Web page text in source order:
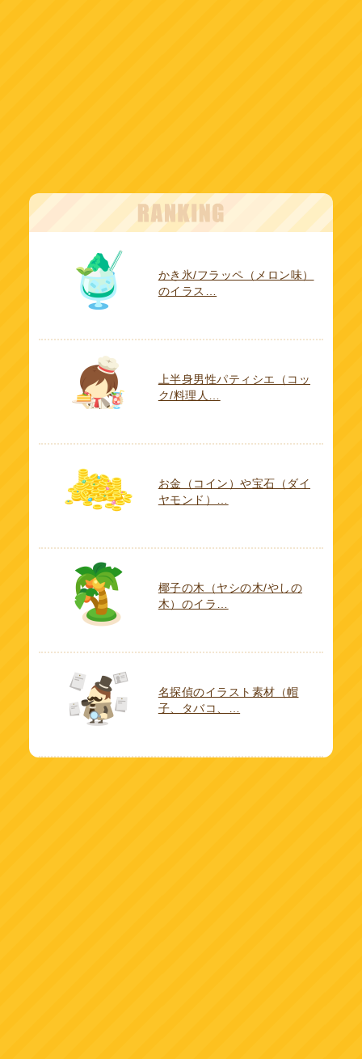
かき氷/フラッペ（メロン味）
のイラス…
上半身男性パティシエ（コッ
ク/料理人…
お金（コイン）や宝石（ダイ
ヤモンド）…
椰子の木（ヤシの木/やしの
木）のイラ…
名探偵のイラスト素材（帽
子、タバコ、…